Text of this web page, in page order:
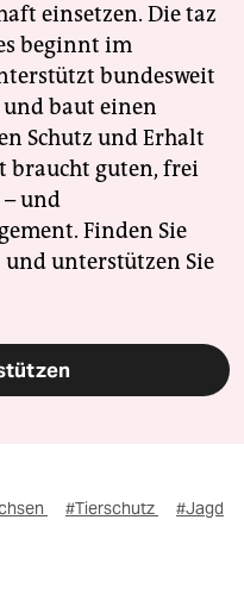
einsetzen. Die taz
beginnt im
bundesweit
baut einen
Schutz und Erhalt
braucht guten, frei
und
Finden Sie
und unterstützen Sie
#Tierschutz
#Jagd